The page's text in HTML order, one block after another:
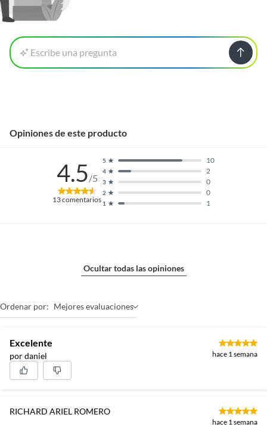
Escribe una pregunta
Opiniones de este producto
4.5/5
13comentarios 1 1
2 0
3 0
4 2
5 10
Ocultar todas las opiniones
Ordenar por: Mejores evaluaciones
Excelente
por daniel hace 1 semana
RICHARD ARIEL ROMERO
hace 1 semana